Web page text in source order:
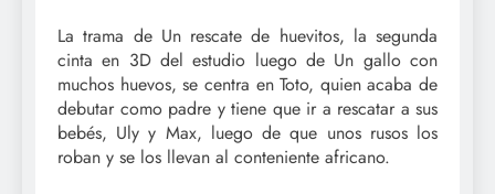
La trama de Un rescate de huevitos, la segunda
cinta en 3D del estudio luego de Un gallo con
muchos huevos, se centra en Toto, quien acaba de
debutar como padre y tiene que ir a rescatar a sus
bebés, Uly y Max, luego de que unos rusos los
roban y se los llevan al conteniente africano.